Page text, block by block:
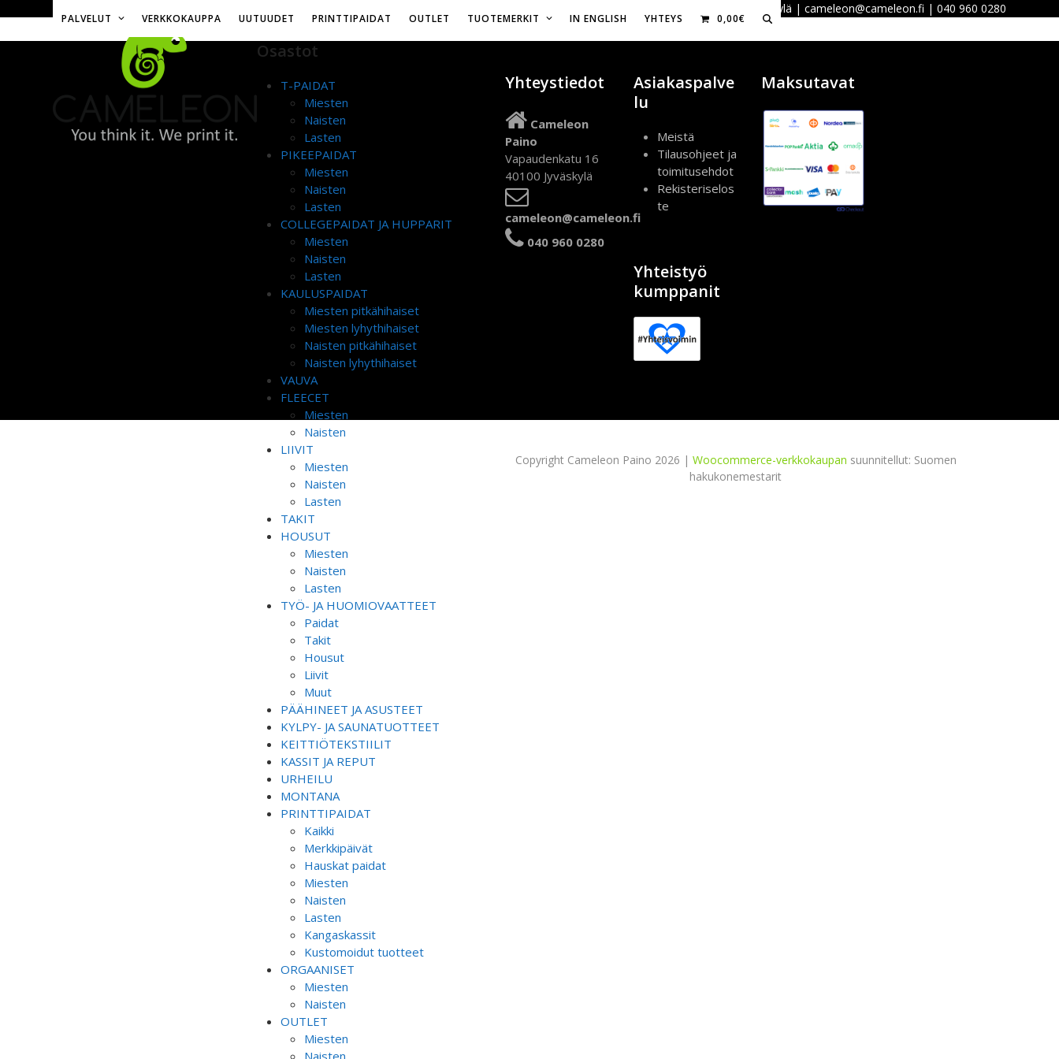
content
Vapaudenkatu 16, 40100 Jyväskylä | cameleon@cameleon.fi | 040 960 0280
PALVELUT VERKKOKAUPPA UUTUUDET PRINTTIPAIDAT OUTLET TUOTEMERKIT IN ENGLISH YHTEYS 0,00€
Osastot
T-PAIDAT
Miesten
Naisten
Lasten
PIKEEPAIDAT
Miesten
Naisten
Lasten
COLLEGEPAIDAT JA HUPPARIT
Miesten
Naisten
Lasten
KAULUSPAIDAT
Miesten pitkähihaiset
Miesten lyhythihaiset
Naisten pitkähihaiset
Naisten lyhythihaiset
VAUVA
FLEECET
Miesten
Naisten
LIIVIT
Miesten
Naisten
Lasten
TAKIT
HOUSUT
Miesten
Naisten
Lasten
TYÖ- JA HUOMIOVAATTEET
Paidat
Takit
Housut
Liivit
Muut
PÄÄHINEET JA ASUSTEET
KYLPY- JA SAUNATUOTTEET
KEITTIÖTEKSTIILIT
KASSIT JA REPUT
URHEILU
MONTANA
PRINTTIPAIDAT
Kaikki
Merkkipäivät
Hauskat paidat
Miesten
Naisten
Lasten
Kangaskassit
Kustomoidut tuotteet
ORGAANISET
Miesten
Naisten
OUTLET
Miesten
Naisten
Yhteystiedot
Cameleon
Paino
Vapaudenkatu 16
40100 Jyväskylä
cameleon@cameleon.fi
040 960 0280
Asiakaspalve
lu
Meistä
Tilausohjeet ja
toimitusehdot
Rekisteriselos
te
Yhteistyö
kumppanit
Maksutavat
Copyright Cameleon Paino 2026 | Woocommerce-verkkokaupan suunnitellut: Suomen
hakukonemestarit